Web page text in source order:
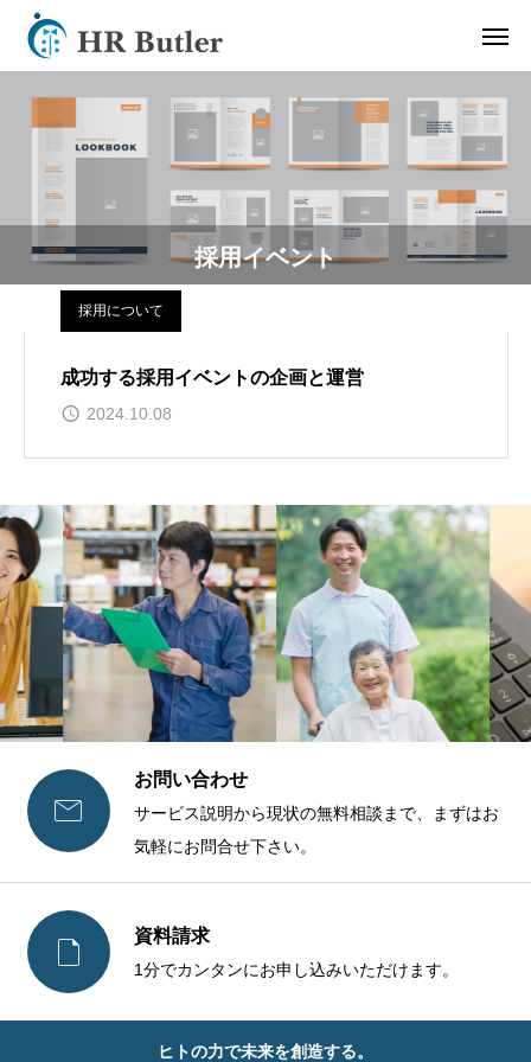
採用イベント
採用について
成功する採用イベントの企画と運営
2024.10.08

お問い合わせ
サービス説明から現状の無料相談まで、まずはお
気軽にお問合せ下さい。
 資料請求
1分でカンタンにお申し込みいただけます。
ヒトの力で未来を創造する。